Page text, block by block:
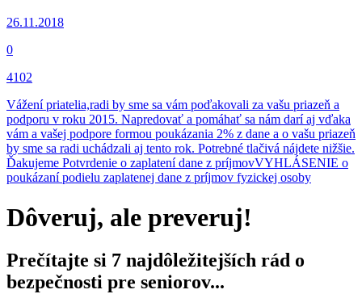
26.11.2018
0
4102
Vážení priatelia,radi by sme sa vám poďakovali za vašu priazeň a
podporu v roku 2015. Napredovať a pomáhať sa nám darí aj vďaka
vám a vašej podpore formou poukázania 2% z dane a o vašu priazeň
by sme sa radi uchádzali aj tento rok. Potrebné tlačivá nájdete nižšie.
Ďakujeme Potvrdenie o zaplatení dane z príjmovVYHLÁSENIE o
poukázaní podielu zaplatenej dane z príjmov fyzickej osoby
Dôveruj, ale preveruj!
Prečítajte si 7 najdôležitejších rád o
bezpečnosti pre seniorov...